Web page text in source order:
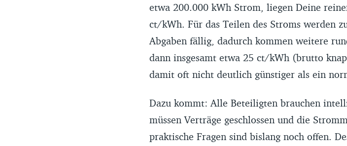
etwa 200.000 kWh Strom, liegen Deine
ct/kWh. Für das Teilen des Stroms werden
Abgaben fällig, dadurch kommen weitere
dann insgesamt etwa 25 ct/kWh (brutto
damit oft nicht deutlich günstiger als ein
Dazu kommt: Alle Beteiligten brauchen
müssen Verträge geschlossen und die
praktische Fragen sind bislang noch offen.